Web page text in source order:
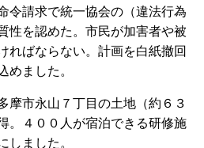
令請求で統一協会の（違法行為
性を認めた。市民が加害者や被
ればならない。計画を白紙撤回
めました。
市永山７丁目の土地（約６３
。４００人が宿泊できる研修施
しました。